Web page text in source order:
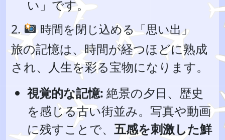
い」です。
2. 時間を閉じ込める「思い出」
旅の記憶は、時間が経つほどに熟成
され、人生を彩る宝物になります。
視覚的な記憶: 絶景の夕日、歴史
を感じる古い街並み。写真や動画
に残すことで、 五感を刺激した鮮